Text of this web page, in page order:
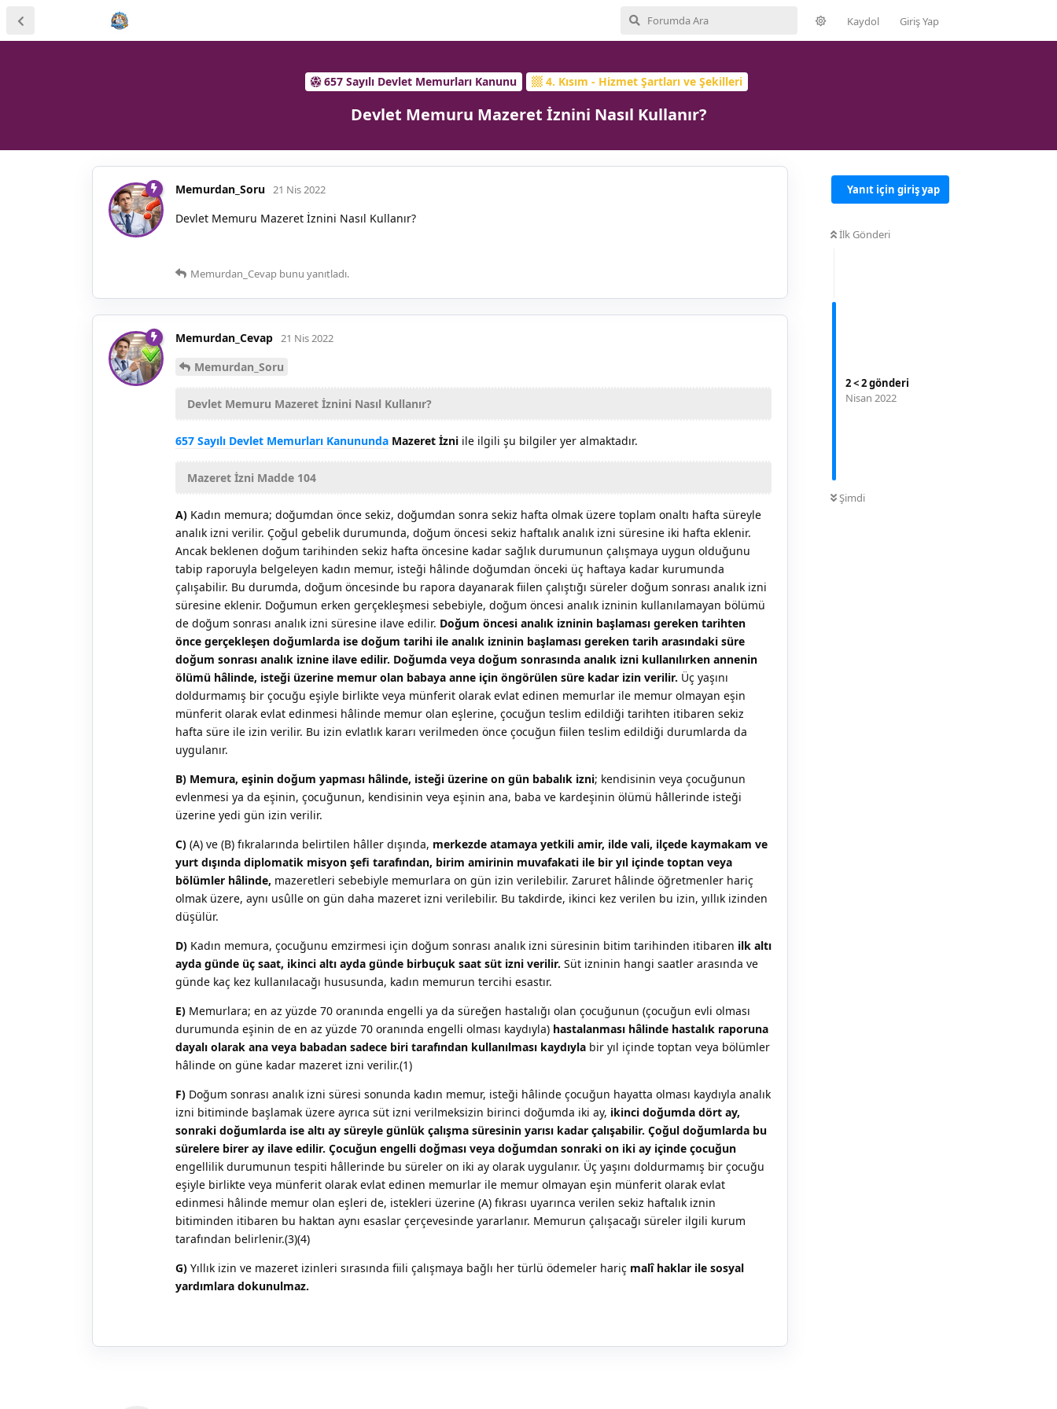
Kaydol Giriş Yap
657 Sayılı Devlet Memurları Kanunu 4. Kısım - Hizmet Şartları ve Şekilleri
Devlet Memuru Mazeret İznini Nasıl Kullanır?
Yanıt için giriş yap
İlk Gönderi
2<2gönderi
Nisan 2022
Şimdi
Memurdan_Soru 21 Nis 2022
Devlet Memuru Mazeret İznini Nasıl Kullanır?
Memurdan_Cevap bunu yanıtladı.
Memurdan_Cevap 21 Nis 2022
Memurdan_Soru
Devlet Memuru Mazeret İznini Nasıl Kullanır?
657 Sayılı Devlet Memurları Kanununda Mazeret İzni ile ilgili şu bilgiler yer almaktadır.
Mazeret İzni Madde 104
A) Kadın memura; doğumdan önce sekiz, doğumdan sonra sekiz hafta olmak üzere toplam onaltı hafta süreyle
analık izni verilir. Çoğul gebelik durumunda, doğum öncesi sekiz haftalık analık izni süresine iki hafta eklenir.
Ancak beklenen doğum tarihinden sekiz hafta öncesine kadar sağlık durumunun çalışmaya uygun olduğunu
tabip raporuyla belgeleyen kadın memur, isteği hâlinde doğumdan önceki üç haftaya kadar kurumunda
çalışabilir. Bu durumda, doğum öncesinde bu rapora dayanarak fiilen çalıştığı süreler doğum sonrası analık izni
süresine eklenir. Doğumun erken gerçekleşmesi sebebiyle, doğum öncesi analık izninin kullanılamayan bölümü
de doğum sonrası analık izni süresine ilave edilir. Doğum öncesi analık izninin başlaması gereken tarihten
önce gerçekleşen doğumlarda ise doğum tarihi ile analık izninin başlaması gereken tarih arasındaki süre
doğum sonrası analık iznine ilave edilir. Doğumda veya doğum sonrasında analık izni kullanılırken annenin
ölümü hâlinde, isteği üzerine memur olan babaya anne için öngörülen süre kadar izin verilir. Üç yaşını
doldurmamış bir çocuğu eşiyle birlikte veya münferit olarak evlat edinen memurlar ile memur olmayan eşin
münferit olarak evlat edinmesi hâlinde memur olan eşlerine, çocuğun teslim edildiği tarihten itibaren sekiz
hafta süre ile izin verilir. Bu izin evlatlık kararı verilmeden önce çocuğun fiilen teslim edildiği durumlarda da
uygulanır.
B) Memura, eşinin doğum yapması hâlinde, isteği üzerine on gün babalık izni; kendisinin veya çocuğunun
evlenmesi ya da eşinin, çocuğunun, kendisinin veya eşinin ana, baba ve kardeşinin ölümü hâllerinde isteği
üzerine yedi gün izin verilir.
C) (A) ve (B) fıkralarında belirtilen hâller dışında, merkezde atamaya yetkili amir, ilde vali, ilçede kaymakam ve
yurt dışında diplomatik misyon şefi tarafından, birim amirinin muvafakati ile bir yıl içinde toptan veya
bölümler hâlinde, mazeretleri sebebiyle memurlara on gün izin verilebilir. Zaruret hâlinde öğretmenler hariç
olmak üzere, aynı usûlle on gün daha mazeret izni verilebilir. Bu takdirde, ikinci kez verilen bu izin, yıllık izinden
düşülür.
D) Kadın memura, çocuğunu emzirmesi için doğum sonrası analık izni süresinin bitim tarihinden itibaren ilk altı
ayda günde üç saat, ikinci altı ayda günde birbuçuk saat süt izni verilir. Süt izninin hangi saatler arasında ve
günde kaç kez kullanılacağı hususunda, kadın memurun tercihi esastır.
E) Memurlara; en az yüzde 70 oranında engelli ya da süreğen hastalığı olan çocuğunun (çocuğun evli olması
durumunda eşinin de en az yüzde 70 oranında engelli olması kaydıyla) hastalanması hâlinde hastalık raporuna
dayalı olarak ana veya babadan sadece biri tarafından kullanılması kaydıyla bir yıl içinde toptan veya bölümler
hâlinde on güne kadar mazeret izni verilir.(1)
F) Doğum sonrası analık izni süresi sonunda kadın memur, isteği hâlinde çocuğun hayatta olması kaydıyla analık
izni bitiminde başlamak üzere ayrıca süt izni verilmeksizin birinci doğumda iki ay, ikinci doğumda dört ay,
sonraki doğumlarda ise altı ay süreyle günlük çalışma süresinin yarısı kadar çalışabilir. Çoğul doğumlarda bu
sürelere birer ay ilave edilir. Çocuğun engelli doğması veya doğumdan sonraki on iki ay içinde çocuğun
engellilik durumunun tespiti hâllerinde bu süreler on iki ay olarak uygulanır. Üç yaşını doldurmamış bir çocuğu
eşiyle birlikte veya münferit olarak evlat edinen memurlar ile memur olmayan eşin münferit olarak evlat
edinmesi hâlinde memur olan eşleri de, istekleri üzerine (A) fıkrası uyarınca verilen sekiz haftalık iznin
bitiminden itibaren bu haktan aynı esaslar çerçevesinde yararlanır. Memurun çalışacağı süreler ilgili kurum
tarafından belirlenir.(3)(4)
G) Yıllık izin ve mazeret izinleri sırasında fiili çalışmaya bağlı her türlü ödemeler hariç malî haklar ile sosyal
yardımlara dokunulmaz.